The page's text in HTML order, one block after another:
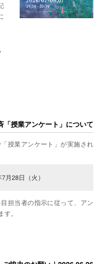
「授業アンケート」について
授業アンケート」が実施され
月28日（火）
担当者の指示に従って、アン
。